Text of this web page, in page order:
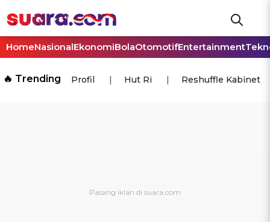
HomeNasionalEkonomiBolaOtomotifEntertainment
🔥 Trending Profil Hut Ri Reshuffle Kabinet